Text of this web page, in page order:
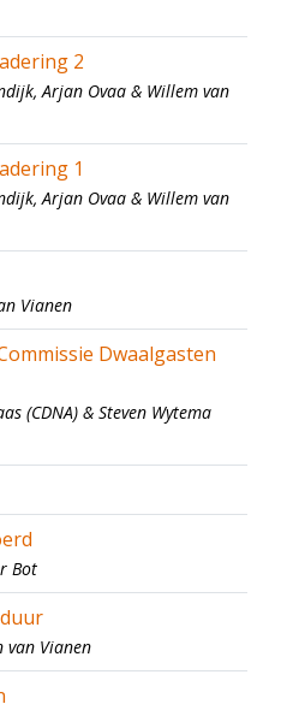
2
Arjan Ovaa & Willem van
1
Arjan Ovaa & Willem van
Vianen
Dwaalgasten
(CDNA) & Steven Wytema
Bot
van Vianen